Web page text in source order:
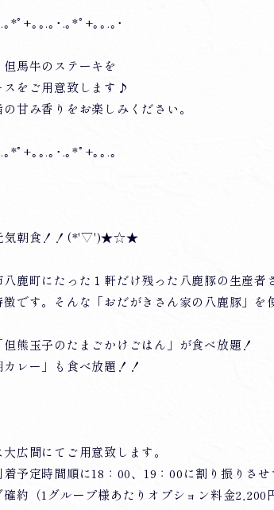
*ﾟ+｡｡.｡･.｡*ﾟ+｡｡.｡･
馬牛のステーキを
スをご用意致します♪
甘み香りをお楽しみください。
*ﾟ+｡｡.｡･.｡*ﾟ+｡｡.｡
気朝食！！(*'▽')★☆★
鹿町にたった１軒だけ残った八鹿豚の生産者
です。そんな「おだがきさん家の八鹿豚」
熊玉子のたまごかけごはん」が食べ放題！
レー」も食べ放題！！
広間にてご用意致します。
予定時間順に18：00、19：00に割り振りさせ
確約（1グループ様あたりオプション料金2,200